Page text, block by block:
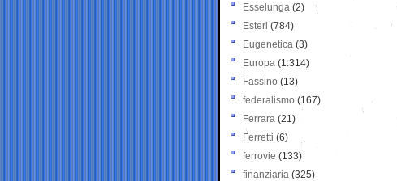
Esselunga (2)
Esteri (784)
Eugenetica (3)
Europa (1.314)
Fassino (13)
federalismo (167)
Ferrara (21)
Ferretti (6)
ferrovie (133)
finanziaria (325)